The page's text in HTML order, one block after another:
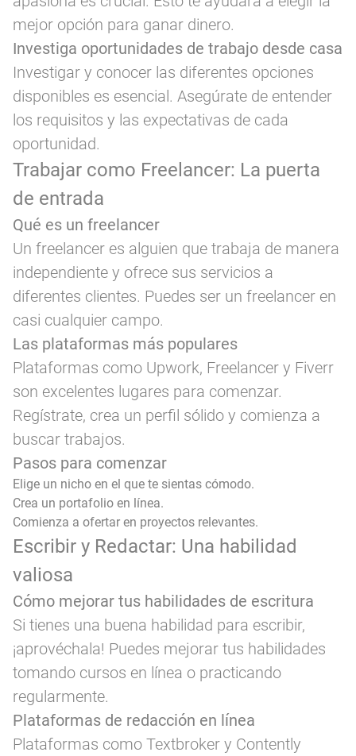
mejor opción para ganar dinero.
Investiga oportunidades de trabajo desde casa
Investigar y conocer las diferentes opciones
disponibles es esencial. Asegúrate de entender
los requisitos y las expectativas de cada
oportunidad.
Trabajar como Freelancer: La puerta
de entrada
Qué es un freelancer
Un freelancer es alguien que trabaja de manera
independiente y ofrece sus servicios a
diferentes clientes. Puedes ser un freelancer en
casi cualquier campo.
Las plataformas más populares
Plataformas como Upwork, Freelancer y Fiverr
son excelentes lugares para comenzar.
Regístrate, crea un perfil sólido y comienza a
buscar trabajos.
Pasos para comenzar
Elige un nicho en el que te sientas cómodo.
Crea un portafolio en línea.
Comienza a ofertar en proyectos relevantes.
Escribir y Redactar: Una habilidad
valiosa
Cómo mejorar tus habilidades de escritura
Si tienes una buena habilidad para escribir,
¡aprovéchala! Puedes mejorar tus habilidades
tomando cursos en línea o practicando
regularmente.
Plataformas de redacción en línea
Plataformas como Textbroker y Contently